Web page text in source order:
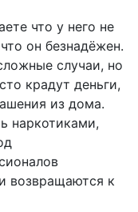
что у него не
он безнадёжен.
случаи, но
крадут деньги,
из дома.
наркотиками,
возвращаются к